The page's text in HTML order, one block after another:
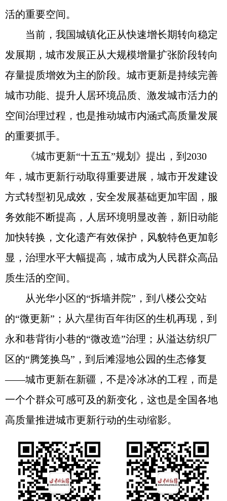
活的重要空间。
当前，我国城镇化正从快速增长期转向稳定
发展期，城市发展正从大规模增量扩张阶段转向
存量提质增效为主的阶段。城市更新是持续完善
城市功能、提升人居环境品质、激发城市活力的
空间治理过程，也是推动城市内涵式高质量发展
的重要抓手。
《城市更新“十五五”规划》提出，到2030
年，城市更新行动取得重要进展，城市开发建设
方式转型初见成效，安全发展基础更加牢固，服
务效能不断提高，人居环境明显改善，新旧动能
加快转换，文化遗产有效保护，风貌特色更加彰
显，治理水平大幅提高，城市成为人民群众高品
质生活的空间。
从光华小区的“拆墙并院”，到八楼公交站
的“微更新”；从六星街百年街区的生机再现，到
永和巷背街小巷的“微改造”治理；从溢达纺织厂
区的“腾笼换鸟”，到后滩湿地公园的生态修复
——城市更新在新疆，不是冷冰冰的工程，而是
一个个群众可感可及的新变化，这也是全国各地
高质量推进城市更新行动的生动缩影。